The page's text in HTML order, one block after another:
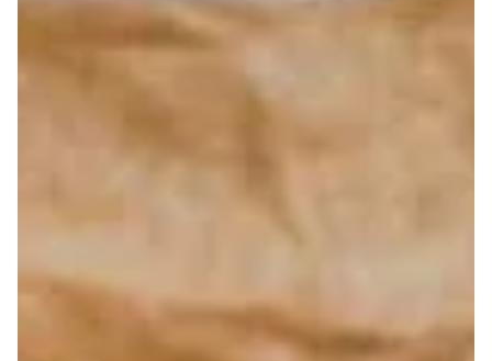
Bun brioché, steak de poulet smashé, salade,
tomates, cornichons, oignons cru, oignons
Menu Le smash mexico
Bun brioché, steak de poulet smashé, salade,
tomates, cornichons, oignons cru, oignons
caramélisés, chedda...